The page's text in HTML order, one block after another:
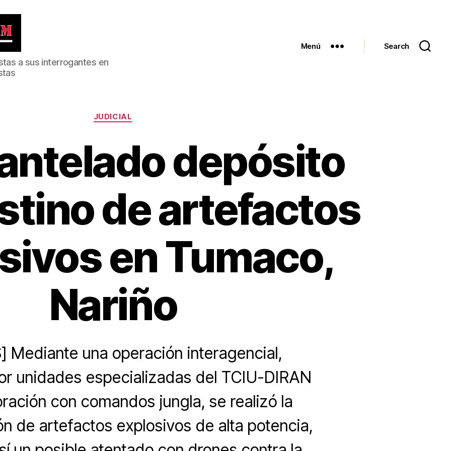
a sus interrogantes en
Menú Search
Categorías
JUDICIAL
depósito
de artefactos
en Tumaco,
Nariño
Mediante una operación interagencial,
unidades especializadas del TCIU-DIRAN
con comandos jungla, se realizó la
de artefactos explosivos de alta potencia,